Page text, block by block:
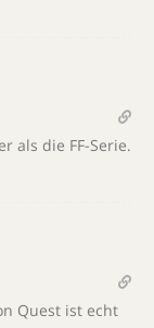
als die FF-Serie.
Quest ist echt